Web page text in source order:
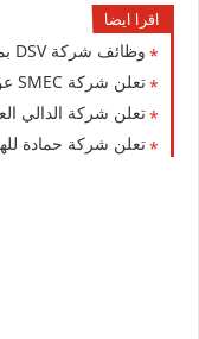
اقرا ايضا
وظائف شركة DSV بمجالات الادارة والمبيعات لجميع الجنسيات في الكويت
تعلن شركة ‏SMEC عن توفر عدة وظائف شاغرة جديدة في مختلف التخصصات في الكويت لعام 2026
تعلن شركة الدالي العالمية للتجارة
تعلن شركة حمادة للهندسة